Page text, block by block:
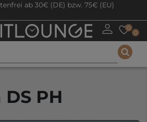
ab 30€ (DE) bzw. 75€ (EU)
0
0
PH